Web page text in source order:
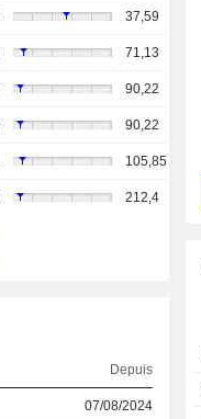
37,59
71,13
90,22
90,22
105,85
212,4
Depuis
07/08/2024